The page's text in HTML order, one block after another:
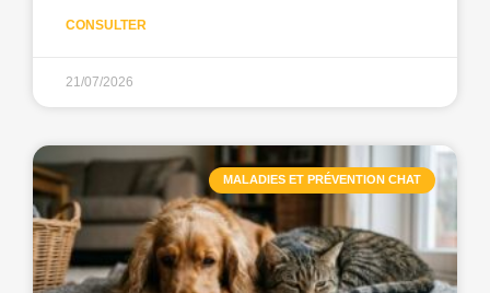
CONSULTER
21/07/2026
MALADIES ET PRÉVENTION CHAT